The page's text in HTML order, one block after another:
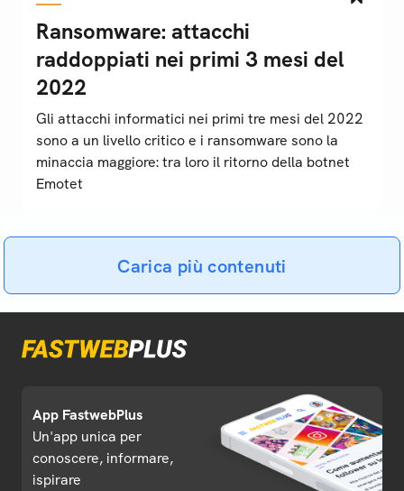
Ransomware: attacchi
raddoppiati nei primi 3 mesi del
2022
Gli attacchi informatici nei primi tre mesi del 2022
sono a un livello critico e i ransomware sono la
minaccia maggiore: tra loro il ritorno della botnet
Emotet
Carica più contenuti
App FastwebPlus
Un'app unica per
conoscere, informare,
ispirare